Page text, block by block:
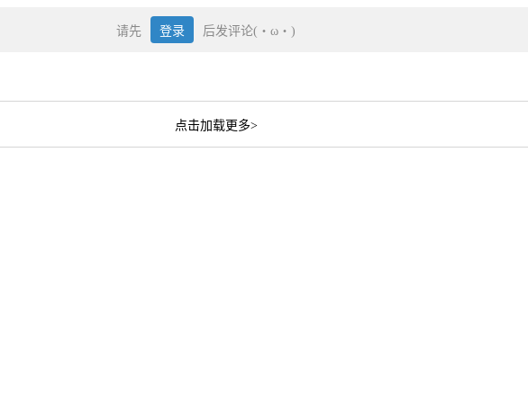
请先 登录 后发评论(・ω・)
点击加载更多>